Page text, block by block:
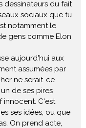
dessinateurs du fait
sociaux que tu
notamment le
gens comme Elon
aujourd'hui aux
assumées par
ne serait-ce
de ses pires
innocent. C'est
ses idées, ou que
On prend acte,